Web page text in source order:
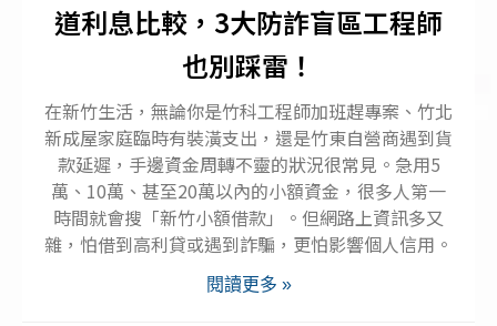
道利息比較，3大防詐盲區工程師
也別踩雷！
在新竹生活，無論你是竹科工程師加班趕專案、竹北
新成屋家庭臨時有裝潢支出，還是竹東自營商遇到貨
款延遲，手邊資金周轉不靈的狀況很常見。急用5
萬、10萬、甚至20萬以內的小額資金，很多人第一
時間就會搜「新竹小額借款」。但網路上資訊多又
雜，怕借到高利貸或遇到詐騙，更怕影響個人信用。
閱讀更多 »